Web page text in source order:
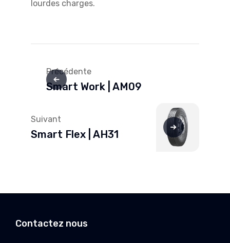
lourdes charges.
de
l’article
Précédente
Smart Work | AM09
Suivant
Smart Flex | AH31
Contactez nous